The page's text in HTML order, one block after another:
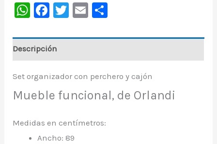
WhatsApp
Facebook
Twitter
Email
Descripción
Set organizador con perchero y cajón
Mueble funcional, de Orlandi
Medidas en centímetros:
Ancho: 89